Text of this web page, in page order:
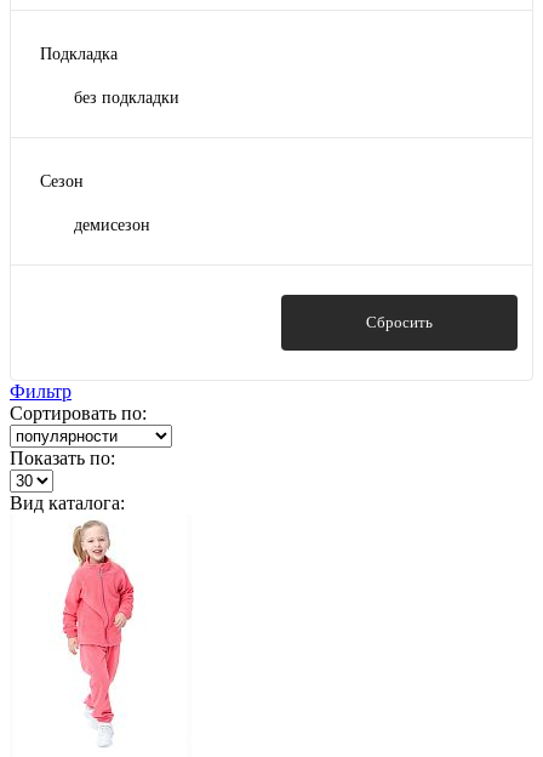
Подкладка
без подкладки
Сезон
демисезон
Сбросить
Фильтр
Сортировать по:
Показать по:
Вид каталога: